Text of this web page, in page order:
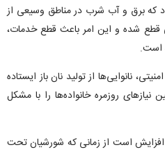
که برق و آب شرب در مناطق وسیعی از
قطع شده و این امر باعث قطع خدمات،
است.
نانوایی‌ها از تولید نان باز ایستاده
نیاز‌های روزمره خانواده‌ها را با مشکل
افزایش است از زمانی که شورشیان تحت